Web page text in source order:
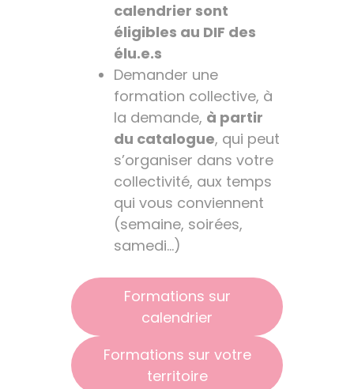
calendrier sont
éligibles au DIF des
élu.e.s
Demander une
formation collective, à
la demande, à partir
du catalogue, qui peut
s’organiser dans votre
collectivité, aux temps
qui vous conviennent
(semaine, soirées,
samedi…)
Formations sur
calendrier
Formations sur votre
territoire